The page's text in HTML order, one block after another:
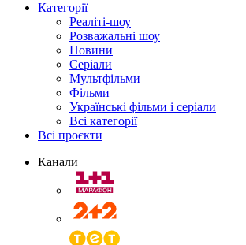
Категорії
Реаліті-шоу
Розважальні шоу
Новини
Серіали
Мультфільми
Фільми
Українські фільми і серіали
Всі категорії
Всі проєкти
Канали